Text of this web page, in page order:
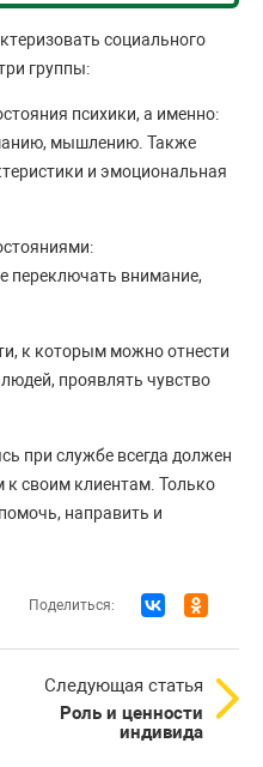
социального
группы:
психики, а именно:
мышлению. Также
и эмоциональная
переключать внимание,
к которым можно отнести
проявлять чувство
при службе всегда должен
своим клиентам. Только
направить и
Поделиться:
Следующая статья
Роль и ценности
индивида